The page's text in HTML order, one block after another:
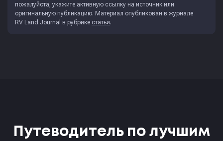
пожалуйста, укажите активную ссылку на источник или
оригинальную публикацию. Материал опубликован в журнале
RV Land Journal в рубрике статьи.
Путеводитель по лучшим